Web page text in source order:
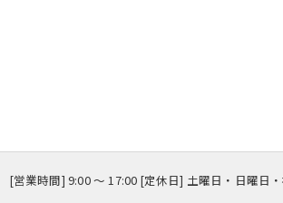
[営業時間] 9:00 〜 17:00 [定休日] 土曜日・日曜日